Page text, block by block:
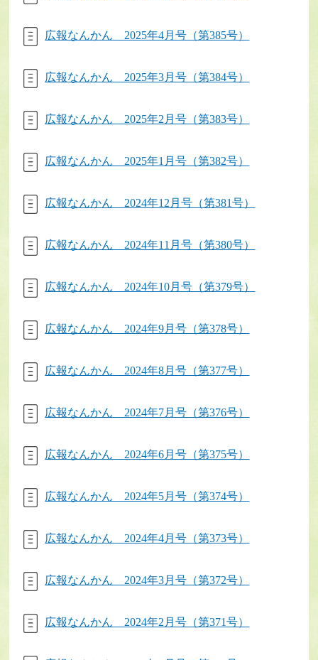
広報なんかん 2025年4月号（第385号）
広報なんかん 2025年3月号（第384号）
広報なんかん 2025年2月号（第383号）
広報なんかん 2025年1月号（第382号）
広報なんかん 2024年12月号（第381号）
広報なんかん 2024年11月号（第380号）
広報なんかん 2024年10月号（第379号）
広報なんかん 2024年9月号（第378号）
広報なんかん 2024年8月号（第377号）
広報なんかん 2024年7月号（第376号）
広報なんかん 2024年6月号（第375号）
広報なんかん 2024年5月号（第374号）
広報なんかん 2024年4月号（第373号）
広報なんかん 2024年3月号（第372号）
広報なんかん 2024年2月号（第371号）